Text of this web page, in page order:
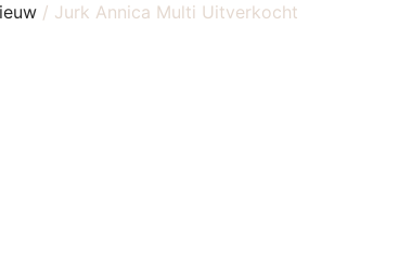
/ Jurk Annica Multi Uitverkocht